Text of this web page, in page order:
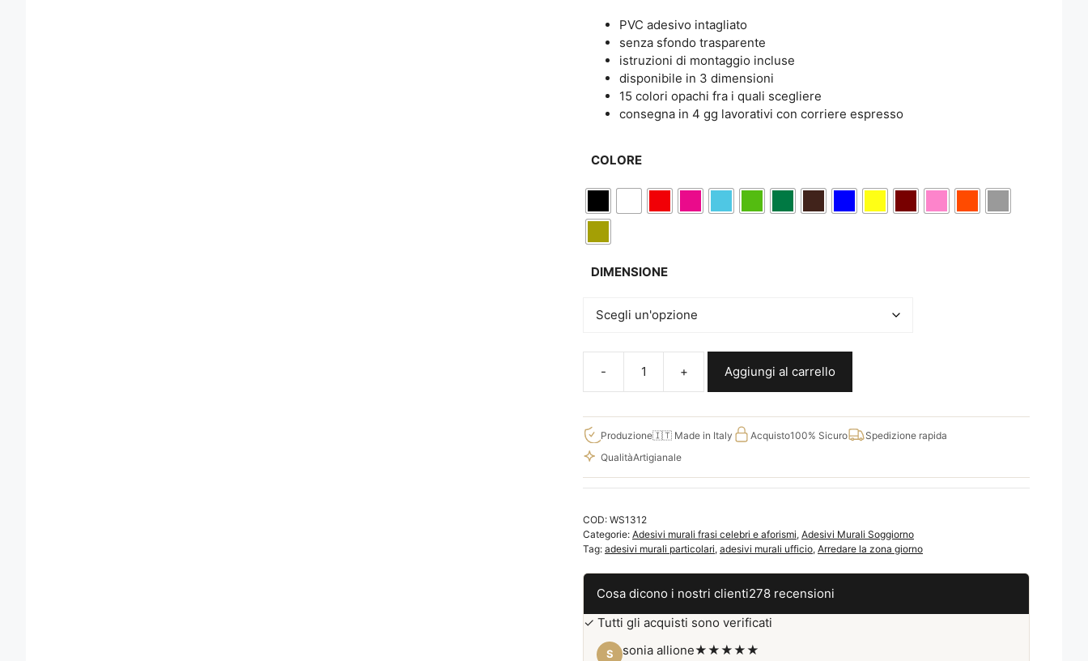
a
€19,00
PVC adesivo intagliato
senza sfondo trasparente
istruzioni di montaggio incluse
disponibile in 3 dimensioni
15 colori opachi fra i quali scegliere
consegna in 4 gg lavorativi con corriere espresso
COLORE
DIMENSIONE
MURALI
FRASE
VOLTAIRE
BUON
WS1312
Aggiungi al carrello
Produzione🇮🇹 Made in Italy Acquisto100% Sicuro
Spedizione rapida
QualitàArtigianale
COD: WS1312
Categorie: Adesivi murali frasi celebri e aforismi, Adesivi Murali Soggiorno
Tag: adesivi murali particolari, adesivi murali ufficio, Arredare la zona giorno
Cosa dicono i nostri clienti278 recensioni
✓ Tutti gli acquisti sono verificati
S sonia allione★★★★★